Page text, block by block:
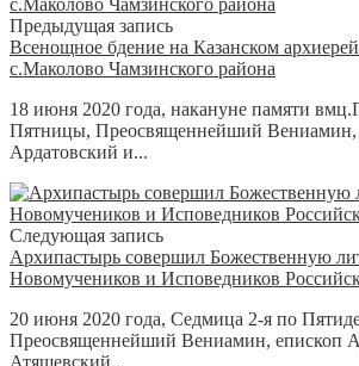
Предыдущая запись
Всенощное бдение на Казанском
с.Маколово Чамзинского района
18 июня 2020 года, накануне памяти
Пятницы, Преосвященнейший Вениамин,
Ардатовский и...
Следующая запись
Архипастырь совершил Божественную
Новомучеников и Исповедников
20 июня 2020 года, Седмица 2-я по
Преосвященнейший Вениамин, епископ
Атяшевский...